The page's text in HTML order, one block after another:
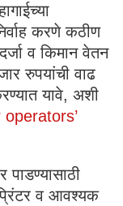
करणे कठीण
व किमान वेतन
रुपयांची वाढ
यावे, अशी
व आवश्यक